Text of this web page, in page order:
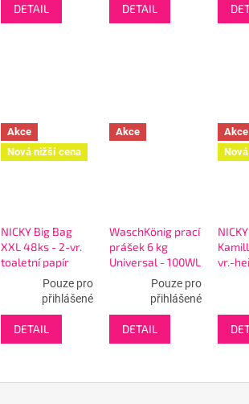
DETAIL DETAIL
Akce
Nová nižší cena
NICKY Big Bag
XXL 48ks - 2-vr.
toaletní papír
Pouze pro
přihlášené
DETAIL
Akce
WaschKönig prací
prášek 6 kg
Universal - 100WL
Pouze pro
přihlášené
DETAIL
Akce
vr.-